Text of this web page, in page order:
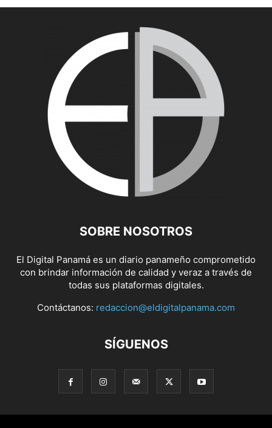
SOBRE NOSOTROS
El Digital Panamá es un diario panameño comprometido
con brindar información de calidad y veraz a través de
todas sus plataformas digitales.
Contáctanos: redaccion@eldigitalpanama.com
SÍGUENOS